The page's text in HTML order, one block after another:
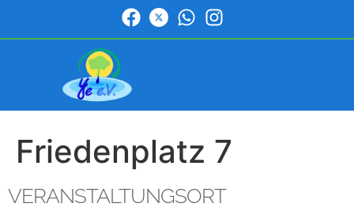
Friedenplatz 7
VERANSTALTUNGSORT